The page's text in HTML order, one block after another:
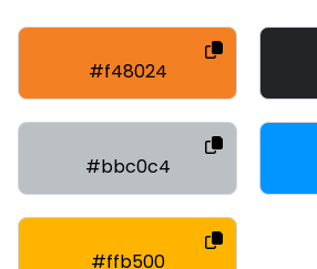
#f48024
#bbc0c4
#ffb500